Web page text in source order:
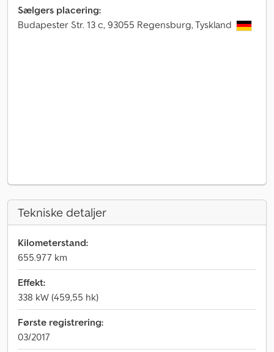
Sælgers placering:
Budapester Str. 13 c, 93055 Regensburg, Tyskland
Tekniske detaljer
Kilometerstand:
655.977 km
Effekt:
338 kW (459,55 hk)
Første registrering:
03/2017